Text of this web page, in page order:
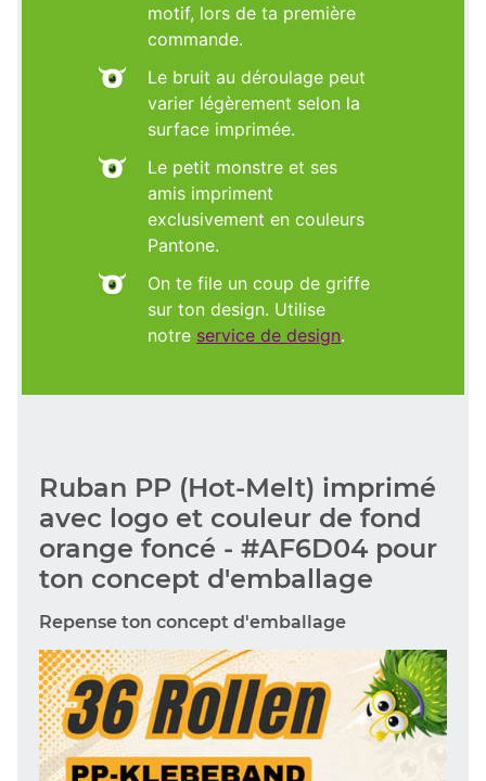
motif, lors de ta première
commande.
Le bruit au déroulage peut
varier légèrement selon la
surface imprimée.
Le petit monstre et ses
amis impriment
exclusivement en couleurs
Pantone.
On te file un coup de griffe
sur ton design. Utilise
notre service de design.
Ruban PP (Hot-Melt) imprimé
avec logo et couleur de fond
orange foncé - #AF6D04 pour
ton concept d'emballage
Repense ton concept d'emballage